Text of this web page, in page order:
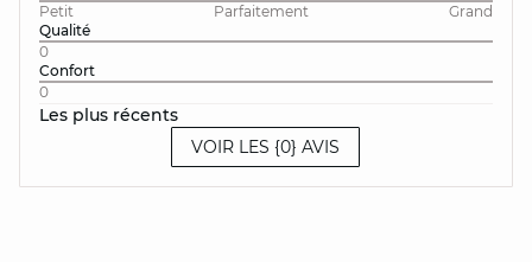
Petit
Parfaitement
Grand
Qualité
0
Confort
0
Les plus récents
VOIR LES {0} AVIS